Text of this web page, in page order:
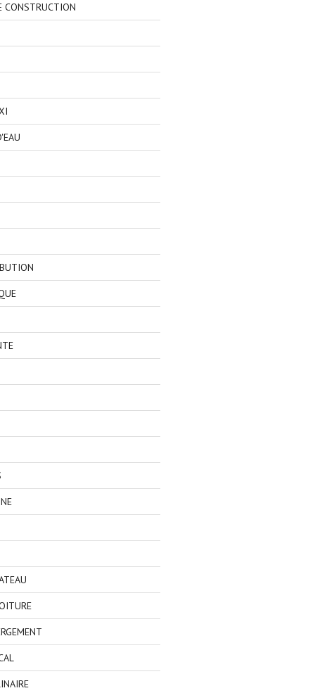
CONSTRUCTION